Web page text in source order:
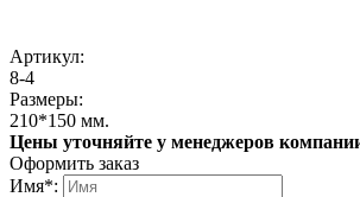
Aртикул:
8-4
Размеры:
210*150 мм.
Цены уточняйте у менеджеров
Оформить заказ
Имя*: